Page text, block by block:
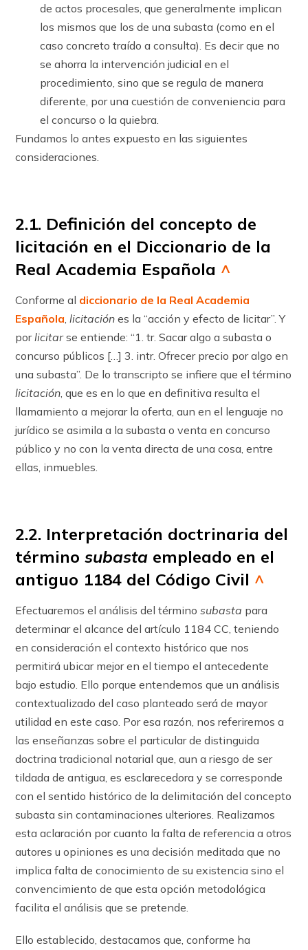
de actos procesales, que generalmente implican
los mismos que los de una subasta (como en el
caso concreto traído a consulta). Es decir que no
se ahorra la intervención judicial en el
procedimiento, sino que se regula de manera
diferente, por una cuestión de conveniencia para
el concurso o la quiebra.
Fundamos lo antes expuesto en las siguientes
consideraciones.
2.1. Definición del concepto de
licitación en el Diccionario de la
Real Academia Española ^
Conforme al diccionario de la Real Academia
Española ,licitación es la “acción y efecto de licitar”. Y
porlicitarse entiende: “1. tr. Sacar algo a subasta o
concurso públicos […] 3. intr. Ofrecer precio por algo en
una subasta”. De lo transcripto se infiere que el término
licitación , que es en lo que en definitiva resulta el
llamamiento a mejorar la oferta, aun en el lenguaje no
jurídico se asimila a la subasta o venta en concurso
público y no con la venta directa de una cosa, entre
ellas, inmuebles.
2.2. Interpretación doctrinaria del
términosubasta empleado en el
antiguo 1184 del Código Civil ^
Efectuaremos el análisis del términosubasta para
determinar el alcance del artículo 1184 CC, teniendo
en consideración el contexto histórico que nos
permitirá ubicar mejor en el tiempo el antecedente
bajo estudio. Ello porque entendemos que un análisis
contextualizado del caso planteado será de mayor
utilidad en este caso. Por esa razón, nos referiremos a
las enseñanzas sobre el particular de distinguida
doctrina tradicional notarial que, aun a riesgo de ser
tildada de antigua, es esclarecedora y se corresponde
con el sentido histórico de la delimitación del concepto
subasta sin contaminaciones ulteriores. Realizamos
esta aclaración por cuanto la falta de referencia a otros
autores u opiniones es una decisión meditada que no
implica falta de conocimiento de su existencia sino el
convencimiento de que esta opción metodológica
facilita el análisis que se pretende.
Ello establecido, destacamos que, conforme ha